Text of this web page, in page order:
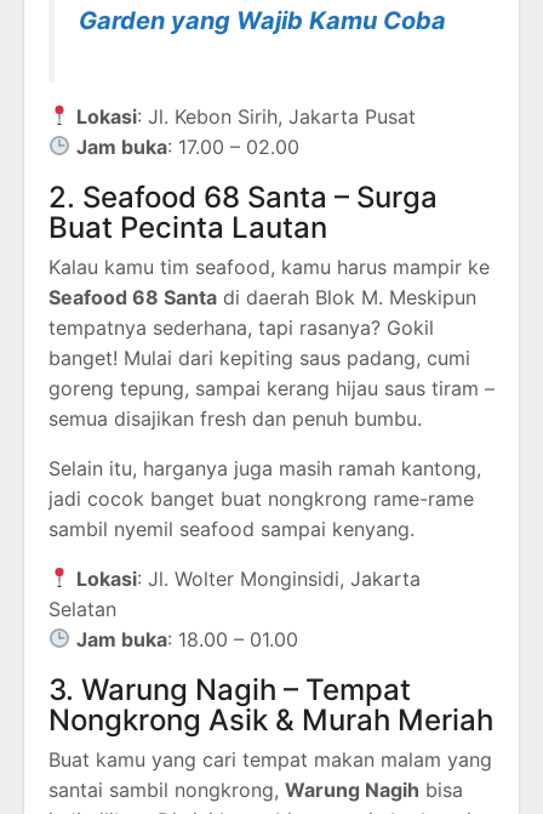
Garden yang Wajib Kamu Coba
Lokasi: Jl. Kebon Sirih, Jakarta Pusat
Jam buka: 17.00 – 02.00
2. Seafood 68 Santa – Surga
Buat Pecinta Lautan
Kalau kamu tim seafood, kamu harus mampir ke
Seafood 68 Santa di daerah Blok M. Meskipun
tempatnya sederhana, tapi rasanya? Gokil
banget! Mulai dari kepiting saus padang, cumi
goreng tepung, sampai kerang hijau saus tiram –
semua disajikan fresh dan penuh bumbu.
Selain itu, harganya juga masih ramah kantong,
jadi cocok banget buat nongkrong rame-rame
sambil nyemil seafood sampai kenyang.
Lokasi: Jl. Wolter Monginsidi, Jakarta
Selatan
Jam buka: 18.00 – 01.00
3. Warung Nagih – Tempat
Nongkrong Asik & Murah Meriah
Buat kamu yang cari tempat makan malam yang
santai sambil nongkrong, Warung Nagih bisa